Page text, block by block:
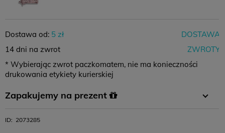
Dostawa od: 5 zł
DOSTAWA
14 dni na zwrot
ZWROTY
* Wybierając zwrot paczkomatem, nie ma konieczności
drukowania etykiety kurierskiej
Zapakujemy na prezent
ID: 2073285